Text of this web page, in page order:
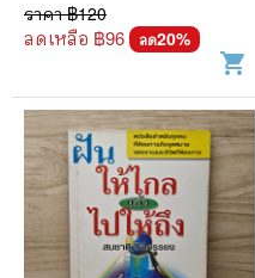
ราคา ฿120
ลดเหลือ ฿96 ลด20%
shopping_cart
📅 สินค้าอื่นๆ